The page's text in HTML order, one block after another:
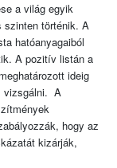
a világ egyik
szinten történik. A
hatóanyagaiból
A pozitív listán a
ideig
vizsgálni. A
hogy az
kizárják,